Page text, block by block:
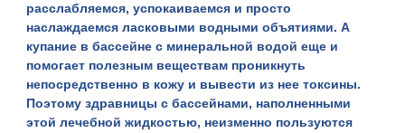
расслабляемся, успокаиваемся и просто
наслаждаемся ласковыми водными объятиями. А
купание в бассейне с минеральной водой еще и
помогает полезным веществам проникнуть
непосредственно в кожу и вывести из нее токсины.
Поэтому здравницы с бассейнами, наполненными
этой лечебной жидкостью, неизменно пользуются